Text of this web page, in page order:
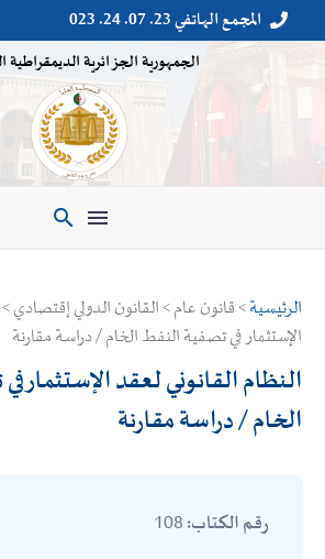

 المجمع الهاتفي 23. 07. 24. 023
الجمهورية الجزائرية الديمقراطية

الرئيسية> قانون عام > القانون الدولي إقتصادي >
الإستثمار في تصفية النفط الخام / دراسة مقارنة
النظام القانوني لعقد الإستثمار
الخام / دراسة مقارنة
رقم الكتاب: